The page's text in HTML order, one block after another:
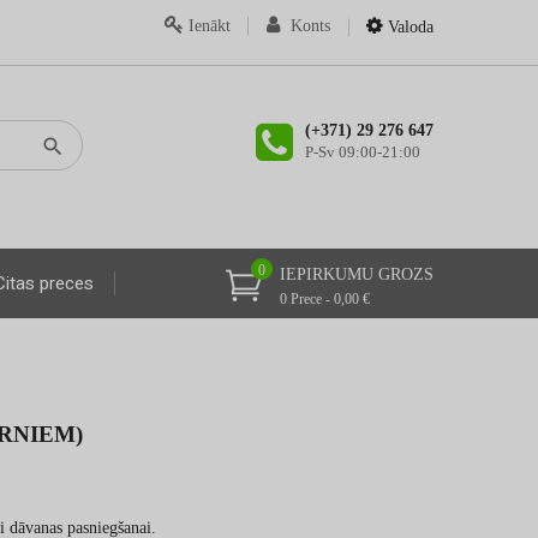
Valoda
Konts
Ienākt
(+371) 29 276 647
P-Sv 09:00-21:00
IEPIRKUMU GROZS
0 Prece - 0,00 €
0
preces
pasniegšanai.